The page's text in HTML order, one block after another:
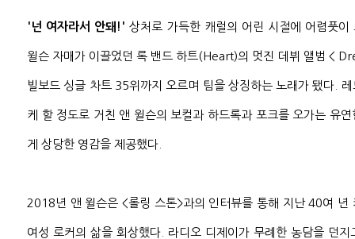
'넌 여자라서 안돼!' 상처로 가득한 캐럴의 어린 시절에 어렴풋
윌슨 자매가 이끌었던 록 밴드 하트(Heart)의 멋진 데뷔 앨범 <
빌보드 싱글 차트 35위까지 오르며 팀을 상징하는 노래가 됐다.
케 할 정도로 거친 앤 윌슨의 보컬과 하드록과 포크를 오가는 유
게 상당한 영감을 제공했다.
2018년 앤 윌슨은 <롤링 스톤>과의 인터뷰를 통해 지난 40여 년
여성 로커의 삶을 회상했다. 라디오 디제이가 무례한 농담을 던